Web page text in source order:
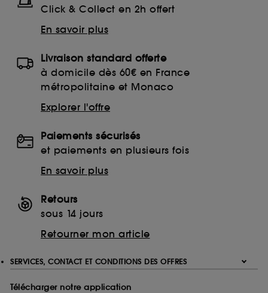
Click & Collect en 2h offert
En savoir plus
Livraison standard offerte
à domicile dès 60€ en France
métropolitaine et Monaco
Explorer l'offre
Paiements sécurisés
et paiements en plusieurs fois
En savoir plus
Retours
sous 14 jours
Retourner mon article
SERVICES, CONTACT ET CONDITIONS DES OFFRES
Télécharger notre application